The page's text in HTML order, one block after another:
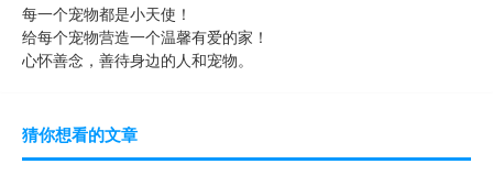
每一个宠物都是小天使！
给每个宠物营造一个温馨有爱的家！
心怀善念，善待身边的人和宠物。
猜你想看的文章